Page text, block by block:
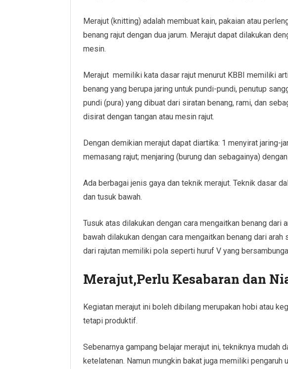
Merajut (knitting) adalah membuat kain, pakaian atau
benang rajut dengan dua jarum. Merajut dapat dilakukan
mesin.
Merajut memiliki kata dasar rajut menurut KBBI memiliki
benang yang berupa jaring untuk pundi-pundi, penutup
pundi (pura) yang dibuat dari siratan benang, rami, dan
disirat dengan tangan atau mesin rajut.
Dengan demikian merajut dapat diartika: 1 menyirat jaring-
memasang rajut; menjaring (burung dan sebagainya) dengan
Ada berbagai jenis gaya dan teknik merajut. Teknik dasar
dan tusuk bawah.
Tusuk atas dilakukan dengan cara mengaitkan benang dari
bawah dilakukan dengan cara mengaitkan benang dari
dari rajutan memiliki pola seperti huruf V yang
Merajut,Perlu Kesabaran dan
Kegiatan merajut ini boleh dibilang merupakan hobi atau
tetapi produktif.
Sebenarnya gampang belajar merajut ini, tekniknya mudah
ketelatenan. Namun mungkin bakat juga memiliki pengaruh